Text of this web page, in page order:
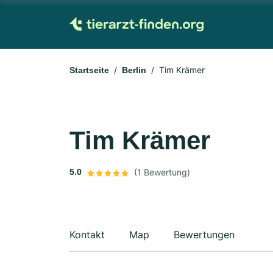
Startseite Berlin Tim Krämer
Tim Krämer
5.0 (1 Bewertung)
Kontakt Map Bewertungen